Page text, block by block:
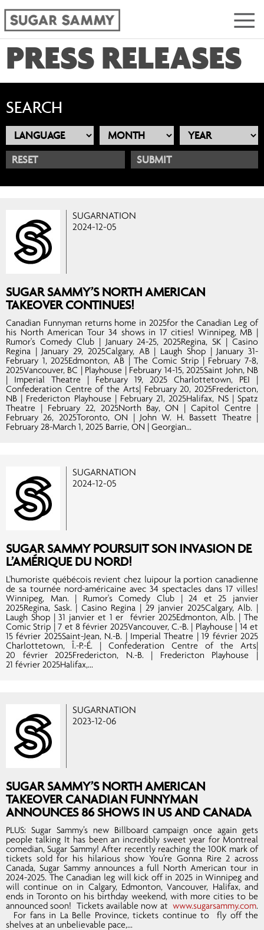
PRESS RELEASES
SEARCH
RESET
SUGARNATION
2024-12-05
SUGAR SAMMY’S NORTH AMERICAN
TAKEOVER CONTINUES!
Canadian Funnyman returns home in 2025for the Canadian Leg of
his North American Tour 34 shows in 17 cities! Winnipeg, MB |
Rumor's Comedy Club | January 24-25, 2025Regina, SK | Casino
Regina | January 29, 2025Calgary, AB | Laugh Shop | January 31-
February 1, 2025Edmonton, AB | The Comic Strip | February 7-8,
2025Vancouver, BC | Playhouse | February 14-15, 2025Saint John, NB
| Imperial Theatre | February 19, 2025 Charlottetown, PEI |
Confederation Centre of the Arts| February 20, 2025Fredericton,
NB | Fredericton Playhouse | February 21, 2025Halifax, NS | Spatz
Theatre | February 22, 2025North Bay, ON | Capitol Centre |
February 26, 2025Toronto, ON | John W. H. Bassett Theatre |
February 28-March 1, 2025 Barrie, ON | Georgian...
SUGARNATION
2024-12-05
SUGAR SAMMY POURSUIT SON INVASION DE
L’AMÉRIQUE DU NORD!
L'humoriste québécois revient chez luipour la portion canadienne
de sa tournée nord-américaine avec 34 spectacles dans 17 villes!
Winnipeg, Man. | Rumor's Comedy Club | 24 et 25 janvier
2025Regina, Sask. | Casino Regina | 29 janvier 2025Calgary, Alb. |
Laugh Shop | 31 janvier et 1 er février 2025Edmonton, Alb. | The
Comic Strip | 7 et 8 février 2025Vancouver, C.-B. | Playhouse | 14 et
15 février 2025Saint-Jean, N.-B. | Imperial Theatre | 19 février 2025
Charlottetown, Î.-P.-É. | Confederation Centre of the Arts|
20 février 2025Fredericton, N.-B. | Fredericton Playhouse |
21 février 2025Halifax,...
SUGARNATION
2023-12-06
SUGAR SAMMY’S NORTH AMERICAN
TAKEOVER CANADIAN FUNNYMAN
ANNOUNCES 86 SHOWS IN US AND CANADA
PLUS: Sugar Sammy’s new Billboard campaign once again gets
people talking It has been an incredibly sweet year for Montreal
comedian, Sugar Sammy! After recently reaching the 100K mark of
tickets sold for his hilarious show You’re Gonna Rire 2 across
Canada, Sugar Sammy announces a full North American tour in
2024-2025. The Canadian leg will kick off in 2025 in Winnipeg and
will continue on in Calgary, Edmonton, Vancouver, Halifax, and
ends in Toronto on his birthday weekend, with more cities to be
announced soon! Tickets available now at www.sugarsammy.com.
For fans in La Belle Province, tickets continue to fly off the
shelves at an unbelievable pace,...